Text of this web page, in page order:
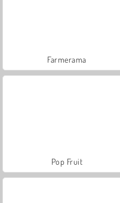
Farmerama
Pop Fruit